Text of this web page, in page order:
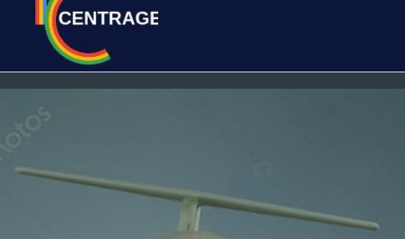
DONNÉES SOURCES
DONNÉES SOURCES